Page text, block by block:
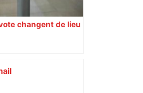
changent de lieu